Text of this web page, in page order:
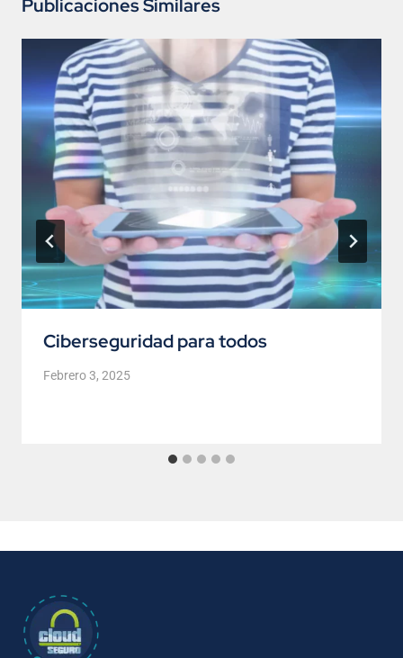
Publicaciones Similares
Ciberseguridad para todos
Febrero 3, 2025